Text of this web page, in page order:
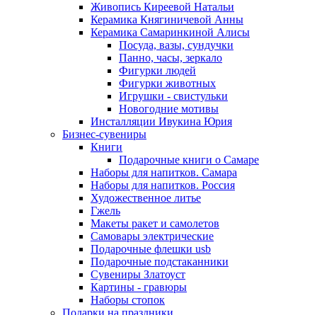
Живопись Киреевой Натальи
Керамика Княгиничевой Анны
Керамика Самаринкиной Алисы
Посуда, вазы, сундучки
Панно, часы, зеркало
Фигурки людей
Фигурки животных
Игрушки - свистульки
Новогодние мотивы
Инсталляции Ивукина Юрия
Бизнес-сувениры
Книги
Подарочные книги о Самаре
Наборы для напитков. Самара
Наборы для напитков. Россия
Художественное литье
Гжель
Макеты ракет и самолетов
Самовары электрические
Подарочные флешки usb
Подарочные подстаканники
Сувениры Златоуст
Картины - гравюры
Наборы стопок
Подарки на праздники